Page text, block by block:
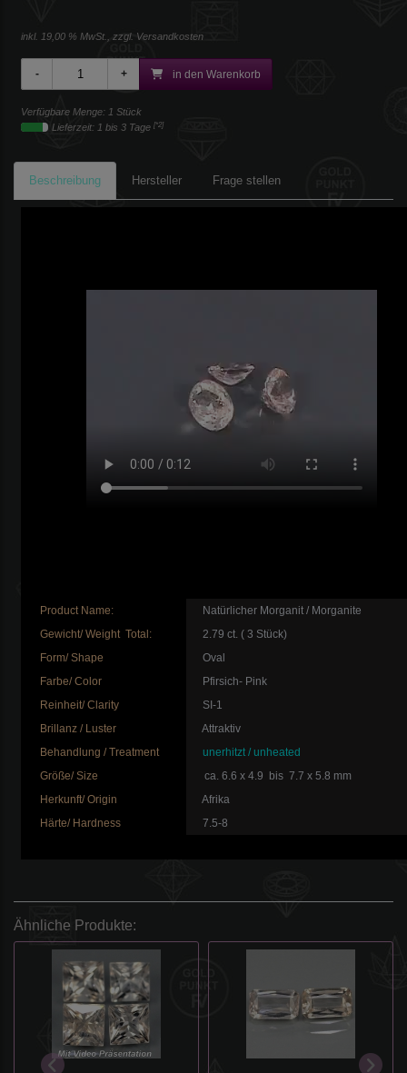
inkl. 19,00 % MwSt., zzgl. Versandkosten
in den Warenkorb
Verfügbare Menge: 1 Stück
Lieferzeit: 1 bis 3 Tage [*2]
Beschreibung Hersteller Frage stellen
Product Name:
Natürlicher Morganit / Morganite
Gewicht/ Weight Total:
2.79 ct. ( 3 Stück)
Form/ Shape
Oval
Farbe/ Color
Pfirsich- Pink
Reinheit/ Clarity
SI-1
Brillanz / Luster
Attraktiv
Behandlung / Treatment
unerhitzt / unheated
Größe/ Size
ca. 6.6 x 4.9 bis 7.7 x 5.8 mm
Herkunft/ Origin
Afrika
Härte/ Hardness
7.5-8
Ähnliche Produkte: